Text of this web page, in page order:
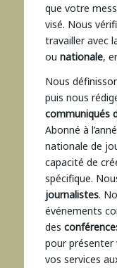
que votre
visé. Nous
travailler avec
ou nationale,
Nous
puis nous
communiqués
Abonné à
nationale de
capacité de
spécifique.
journalistes.
événements
des
pour
vos services